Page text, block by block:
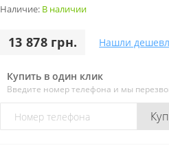
Наличие: В наличии
13 878 грн. Нашли
Купить в один клик
Введите номер телефона и мы